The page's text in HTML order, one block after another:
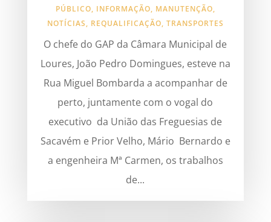
PÚBLICO, INFORMAÇÃO, MANUTENÇÃO,
NOTÍCIAS, REQUALIFICAÇÃO, TRANSPORTES
O chefe do GAP da Câmara Municipal de
Loures, João Pedro Domingues, esteve na
Rua Miguel Bombarda a acompanhar de
perto, juntamente com o vogal do
executivo da União das Freguesias de
Sacavém e Prior Velho, Mário Bernardo e
a engenheira Mª Carmen, os trabalhos
de...